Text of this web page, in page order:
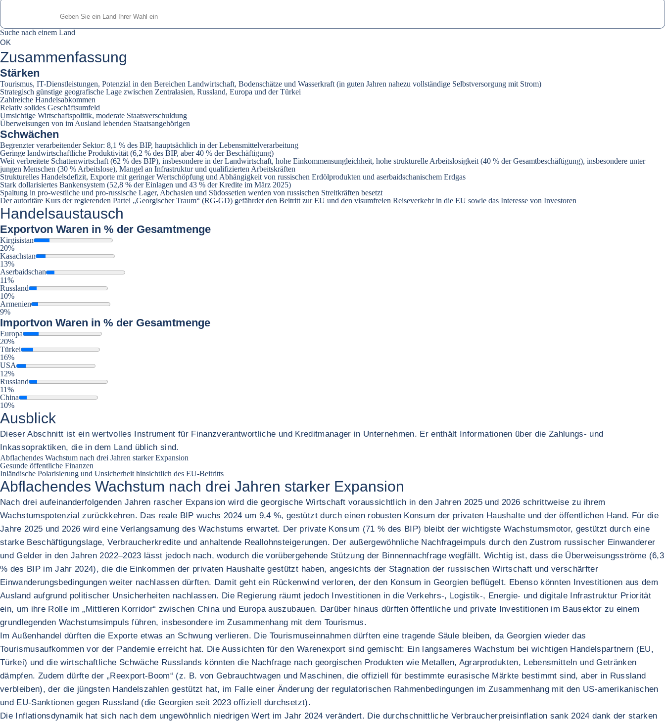
Suche nach einem Land
0suggestions
Suche nach einem Land
OK
Zusammenfassung
Stärken
Tourismus, IT-Dienstleistungen, Potenzial in den Bereichen Landwirtschaft, Bodenschätze und Wasserkraft (in guten Jahren nahezu vollständige Selbstversorgung mit Strom)
Strategisch günstige geografische Lage zwischen Zentralasien, Russland, Europa und der Türkei
Zahlreiche Handelsabkommen
Relativ solides Geschäftsumfeld
Umsichtige Wirtschaftspolitik, moderate Staatsverschuldung
Überweisungen von im Ausland lebenden Staatsangehörigen
Schwächen
Begrenzter verarbeitender Sektor: 8,1 % des BIP, hauptsächlich in der Lebensmittelverarbeitung
Geringe landwirtschaftliche Produktivität (6,2 % des BIP, aber 40 % der Beschäftigung)
Weit verbreitete Schattenwirtschaft (62 % des BIP), insbesondere in der Landwirtschaft, hohe Einkommensungleichheit, hohe strukturelle Arbeitslosigkeit (40 % der Gesamtbeschäftigung), insbesondere unter
jungen Menschen (30 % Arbeitslose), Mangel an Infrastruktur und qualifizierten Arbeitskräften
Strukturelles Handelsdefizit, Exporte mit geringer Wertschöpfung und Abhängigkeit von russischen Erdölprodukten und aserbaidschanischem Erdgas
Stark dollarisiertes Bankensystem (52,8 % der Einlagen und 43 % der Kredite im März 2025)
Spaltung in pro-westliche und pro-russische Lager, Abchasien und Südossetien werden von russischen Streitkräften besetzt
Der autoritäre Kurs der regierenden Partei „Georgischer Traum“ (RG-GD) gefährdet den Beitritt zur EU und den visumfreien Reiseverkehr in die EU sowie das Interesse von Investoren
Handelsaustausch
Exportvon Waren in % der Gesamtmenge
Kirgisistan
20%
Kasachstan
13%
Aserbaidschan
11%
Russland
10%
Armenien
9%
Importvon Waren in % der Gesamtmenge
Europa
20%
Türkei
16%
USA
12%
Russland
11%
China
10%
Ausblick
Dieser Abschnitt ist ein wertvolles Instrument für Finanzverantwortliche und Kreditmanager in Unternehmen. Er enthält Informationen über die Zahlungs- und
Inkassopraktiken, die in dem Land üblich sind.
Abflachendes Wachstum nach drei Jahren starker Expansion
Gesunde öffentliche Finanzen
Inländische Polarisierung und Unsicherheit hinsichtlich des EU-Beitritts
Abflachendes Wachstum nach drei Jahren starker Expansion
Nach drei aufeinanderfolgenden Jahren rascher Expansion wird die georgische Wirtschaft voraussichtlich in den Jahren 2025 und 2026 schrittweise zu ihrem
Wachstumspotenzial zurückkehren. Das reale BIP wuchs 2024 um 9,4 %, gestützt durch einen robusten Konsum der privaten Haushalte und der öffentlichen Hand. Für die
Jahre 2025 und 2026 wird eine Verlangsamung des Wachstums erwartet. Der private Konsum (71 % des BIP) bleibt der wichtigste Wachstumsmotor, gestützt durch eine
starke Beschäftigungslage, Verbraucherkredite und anhaltende Reallohnsteigerungen. Der außergewöhnliche Nachfrageimpuls durch den Zustrom russischer Einwanderer
und Gelder in den Jahren 2022–2023 lässt jedoch nach, wodurch die vorübergehende Stützung der Binnennachfrage wegfällt. Wichtig ist, dass die Überweisungsströme (6,3
% des BIP im Jahr 2024), die die Einkommen der privaten Haushalte gestützt haben, angesichts der Stagnation der russischen Wirtschaft und verschärfter
Einwanderungsbedingungen weiter nachlassen dürften. Damit geht ein Rückenwind verloren, der den Konsum in Georgien beflügelt. Ebenso könnten Investitionen aus dem
Ausland aufgrund politischer Unsicherheiten nachlassen. Die Regierung räumt jedoch Investitionen in die Verkehrs-, Logistik-, Energie- und digitale Infrastruktur Priorität
ein, um ihre Rolle im „Mittleren Korridor“ zwischen China und Europa auszubauen. Darüber hinaus dürften öffentliche und private Investitionen im Bausektor zu einem
grundlegenden Wachstumsimpuls führen, insbesondere im Zusammenhang mit dem Tourismus.
Im Außenhandel dürften die Exporte etwas an Schwung verlieren. Die Tourismuseinnahmen dürften eine tragende Säule bleiben, da Georgien wieder das
Tourismusaufkommen vor der Pandemie erreicht hat. Die Aussichten für den Warenexport sind gemischt: Ein langsameres Wachstum bei wichtigen Handelspartnern (EU,
Türkei) und die wirtschaftliche Schwäche Russlands könnten die Nachfrage nach georgischen Produkten wie Metallen, Agrarprodukten, Lebensmitteln und Getränken
dämpfen. Zudem dürfte der „Reexport-Boom“ (z. B. von Gebrauchtwagen und Maschinen, die offiziell für bestimmte eurasische Märkte bestimmt sind, aber in Russland
verbleiben), der die jüngsten Handelszahlen gestützt hat, im Falle einer Änderung der regulatorischen Rahmenbedingungen im Zusammenhang mit den US-amerikanischen
und EU-Sanktionen gegen Russland (die Georgien seit 2023 offiziell durchsetzt).
Die Inflationsdynamik hat sich nach dem ungewöhnlich niedrigen Wert im Jahr 2024 verändert. Die durchschnittliche Verbraucherpreisinflation sank 2024 dank der starken